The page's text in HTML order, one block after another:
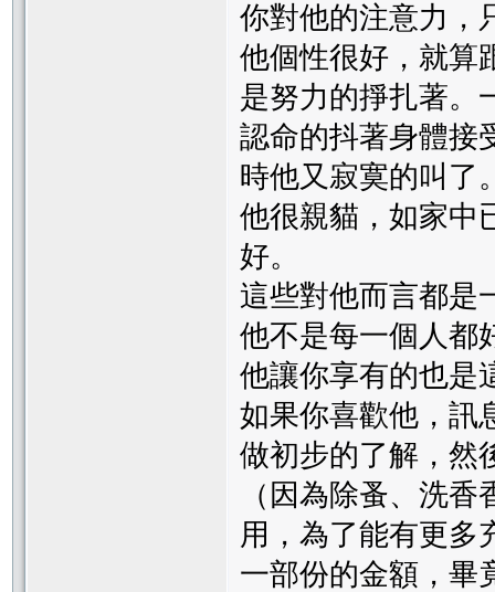
你對他的注意力，
他個性很好，就算
是努力的掙扎著。
認命的抖著身體接
時他又寂寞的叫了
他很親貓，如家中
好。
這些對他而言都是
他不是每一個人都
他讓你享有的也是
如果你喜歡他，訊
做初步的了解，然
（因為除蚤、洗
用，為了能有更多
一部份的金額，畢